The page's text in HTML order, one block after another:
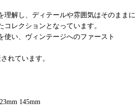
解し、ディテールや雰囲気はそのままに
レクションとなっています。
い、ヴィンテージへのファースト
れています。
145mm